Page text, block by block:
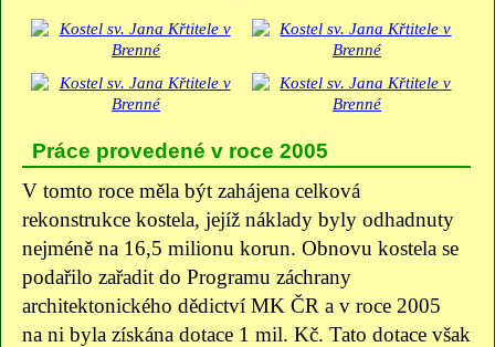
Práce provedené v roce 2005
V tomto roce měla být zahájena celková
rekonstrukce kostela, jejíž náklady byly odhadnuty
nejméně na 16,5 milionu korun. Obnovu kostela se
podařilo zařadit do Programu záchrany
architektonického dědictví MK ČR a v roce 2005
na ni byla získána dotace 1 mil. Kč. Tato dotace však